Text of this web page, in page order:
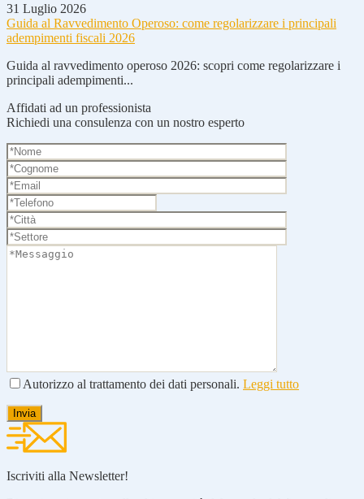
31 Luglio 2026
Guida al Ravvedimento Operoso: come regolarizzare i principali
adempimenti fiscali 2026
Guida al ravvedimento operoso 2026: scopri come regolarizzare i
principali adempimenti...
Affidati ad un professionista
Richiedi una consulenza con un nostro esperto
Autorizzo al trattamento dei dati personali. Leggi tutto
Iscriviti alla Newsletter!